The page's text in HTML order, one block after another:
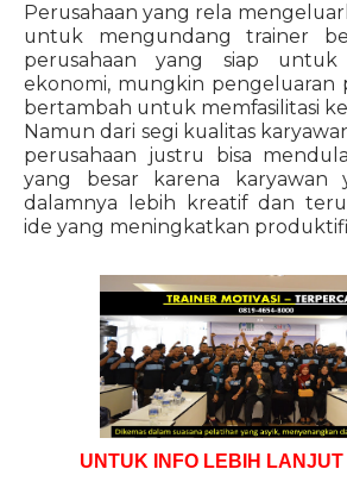
Perusahaan yang rela
untuk mengundang trainer
perusahaan yang siap
ekonomi, mungkin pengeluaran
bertambah untuk memfasilitasi
Namun dari segi kualitas
perusahaan justru bisa
yang besar karena karyawan
dalamnya lebih kreatif dan
ide yang meningkatkan
UNTUK INFO LEBIH LANJUT